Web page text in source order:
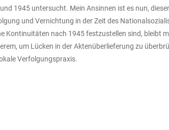
1945 untersucht. Mein Ansinnen ist es nun,
und Vernichtung in der Zeit des
Kontinuitäten nach 1945 festzustellen sind,
um Lücken in der Aktenüberlieferung zu
Verfolgungspraxis.